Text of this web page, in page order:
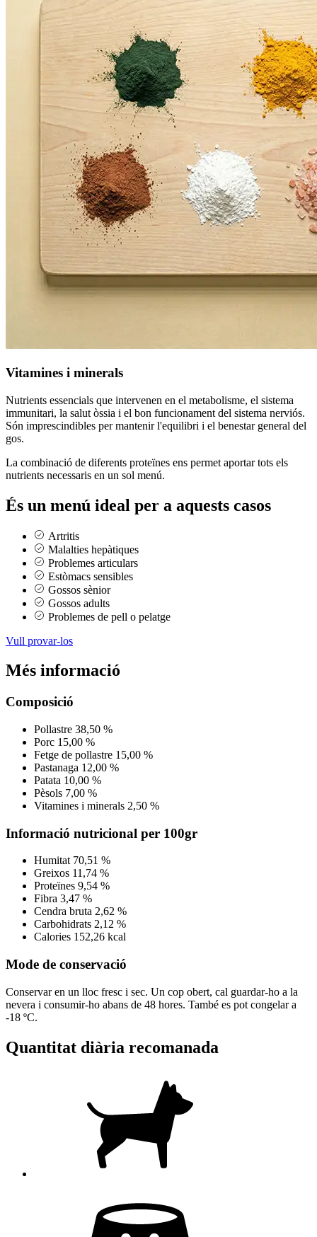
Vitamines i minerals
Nutrients essencials que intervenen en el metabolisme, el sistema
immunitari, la salut òssia i el bon funcionament del sistema nerviós.
Són imprescindibles per mantenir l'equilibri i el benestar general del
gos.
La combinació de diferents proteïnes ens permet aportar tots els
nutrients necessaris en un sol menú.
És un menú ideal per a aquests casos
Artritis
Malalties hepàtiques
Problemes articulars
Estòmacs sensibles
Gossos sènior
Gossos adults
Problemes de pell o pelatge
Vull provar-los
Més informació
Composició
Pollastre 38,50 %
Porc 15,00 %
Fetge de pollastre 15,00 %
Pastanaga 12,00 %
Patata 10,00 %
Pèsols 7,00 %
Vitamines i minerals 2,50 %
Informació nutricional per 100gr
Humitat 70,51 %
Greixos 11,74 %
Proteïnes 9,54 %
Fibra 3,47 %
Cendra bruta 2,62 %
Carbohidrats 2,12 %
Calories 152,26 kcal
Mode de conservació
Conservar en un lloc fresc i sec. Un cop obert, cal guardar-ho a la
nevera i consumir-ho abans de 48 hores. També es pot congelar a
-18 ºC.
Quantitat diària recomanada